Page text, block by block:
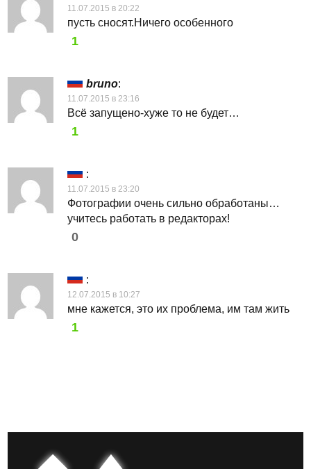
11.07.2015 в 20:22
пусть сносят.Ничего особенного
1
bruno:
11.07.2015 в 23:16
Всё запущено-хуже то не будет…
1
:
11.07.2015 в 23:20
Фотографии очень сильно обработаны…
учитесь работать в редакторах!
0
:
12.07.2015 в 10:27
мне кажется, это их проблема, им там жить
1